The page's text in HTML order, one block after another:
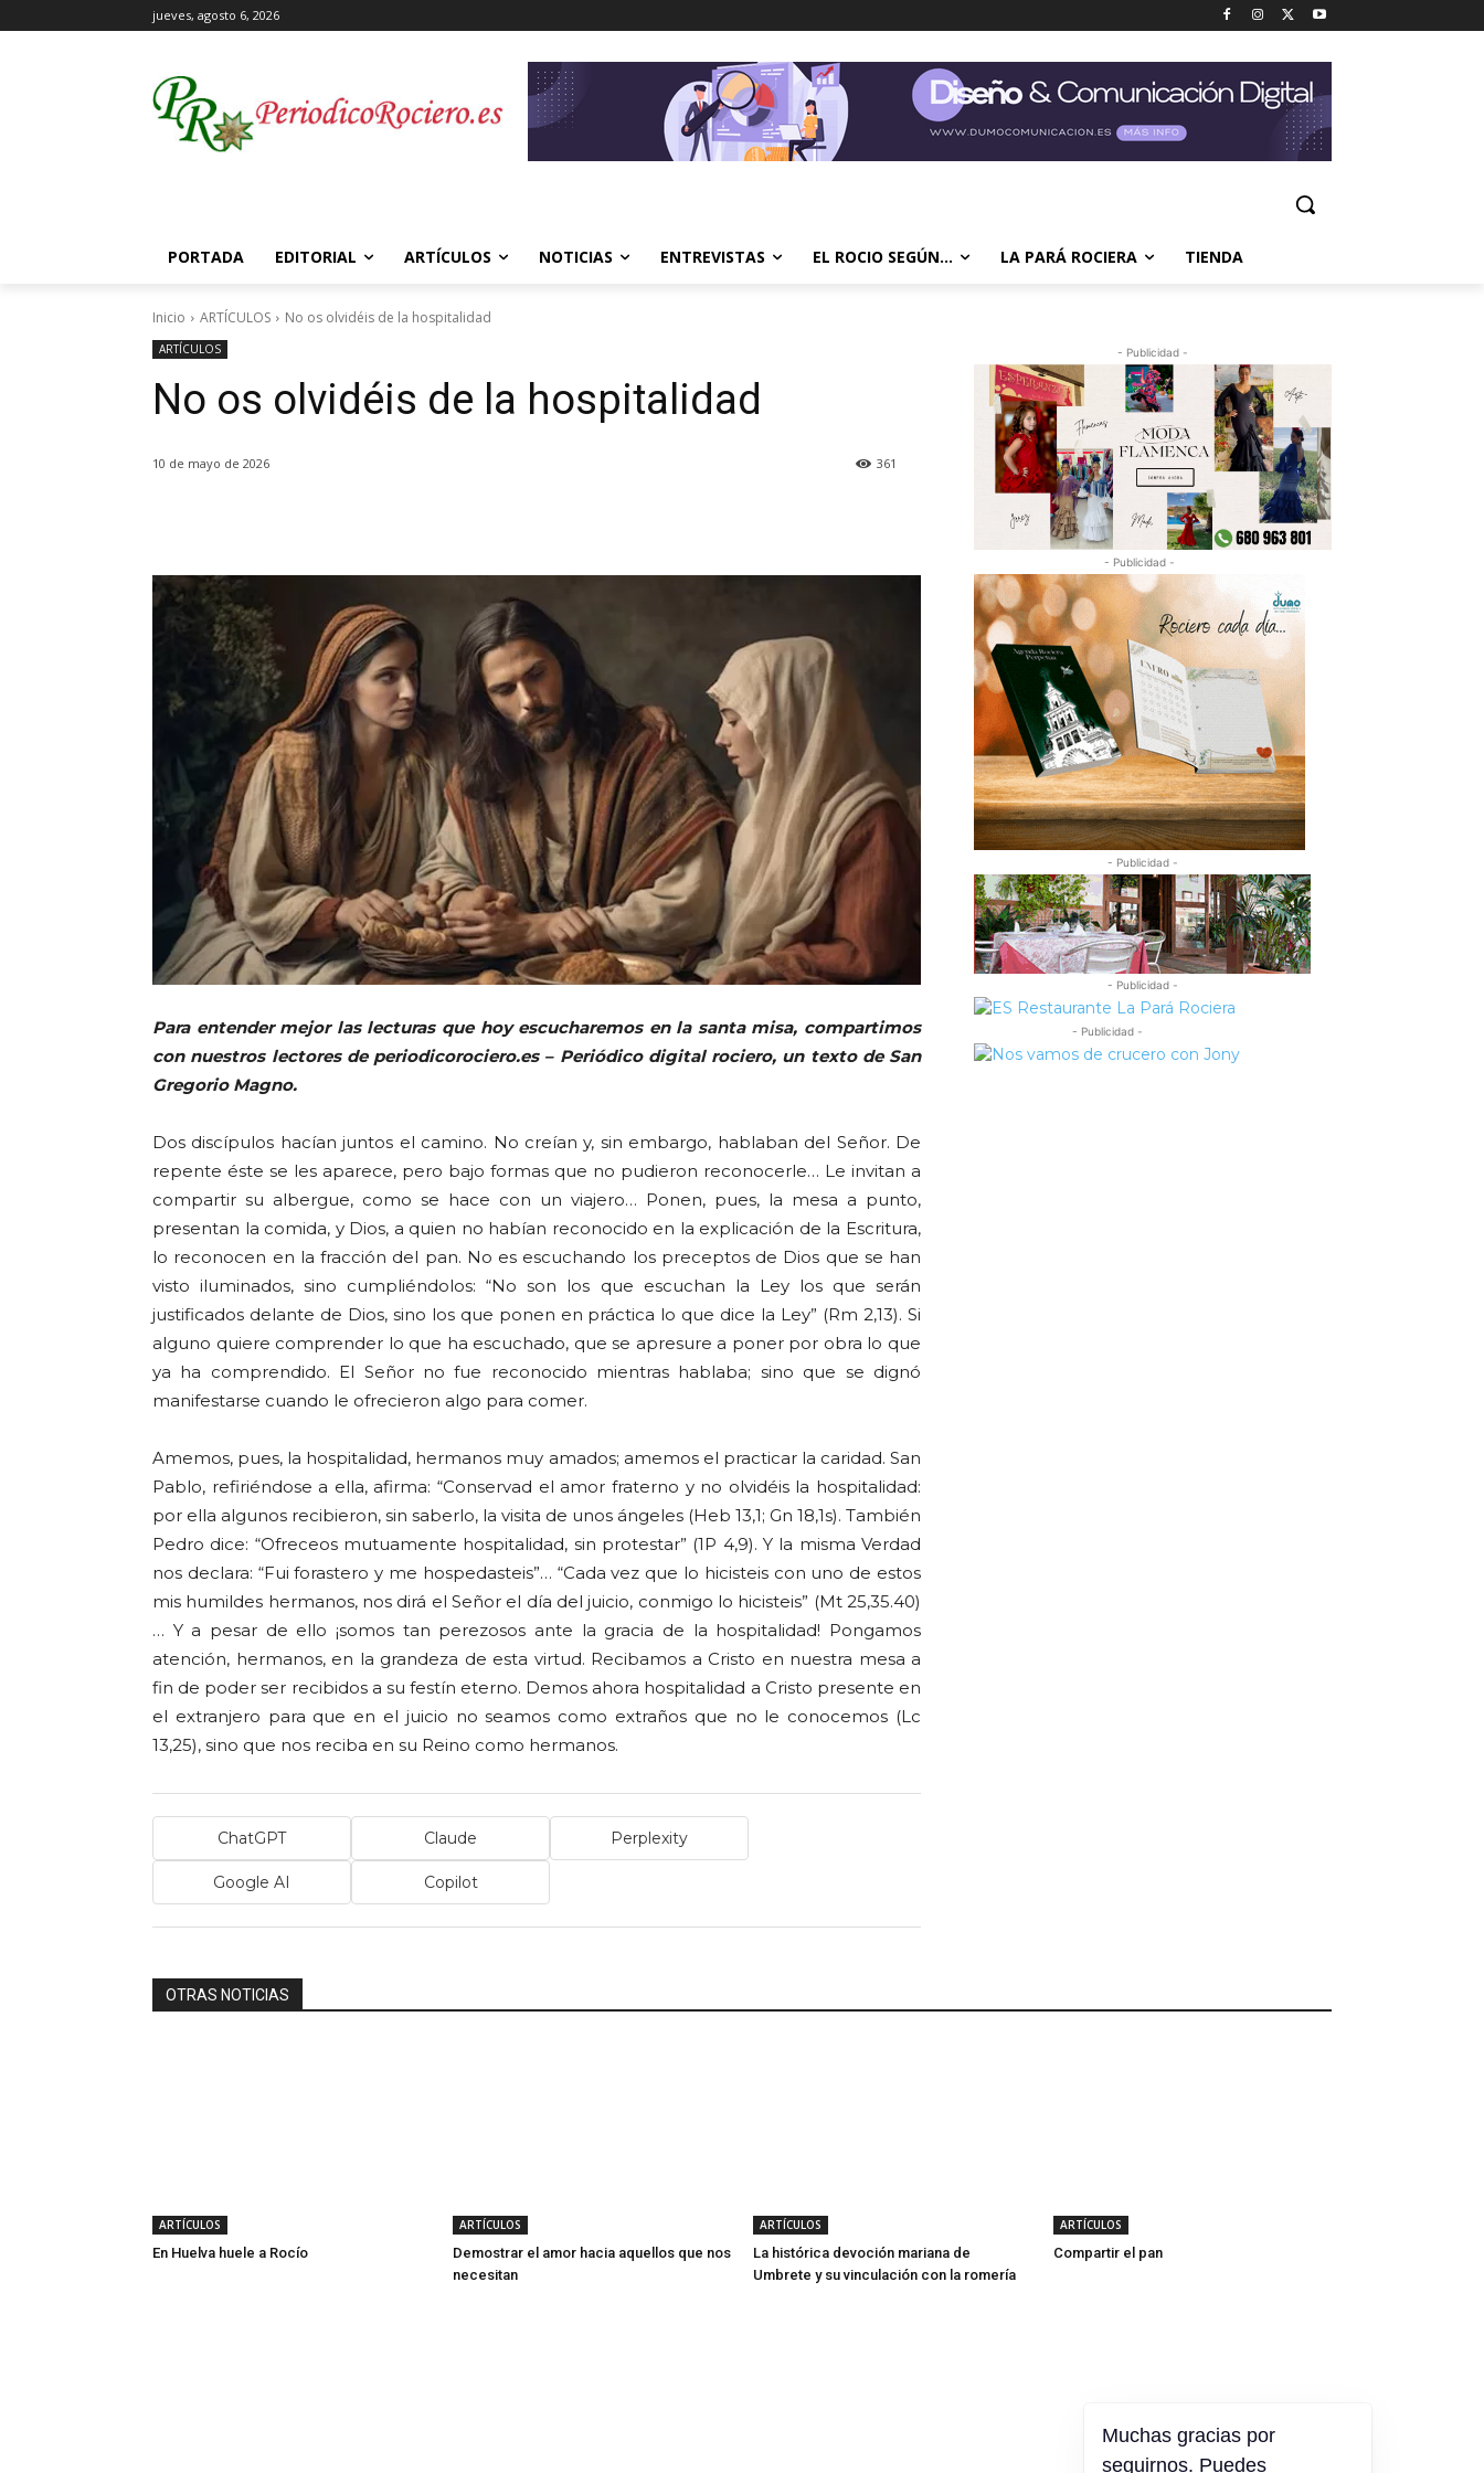
jueves, agosto 6, 2026
PORTADA EDITORIAL ARTÍCULOS NOTICIAS ENTREVISTAS EL ROCIO SEGÚN… LA PARÁ ROCIERA TIENDA
Inicio ARTÍCULOS No os olvidéis de la hospitalidad
ARTÍCULOS
No os olvidéis de la hospitalidad
10 de mayo de 2026 361
Para entender mejor las lecturas que hoy escucharemos en la santa misa, compartimos
con nuestros lectores de periodicorociero.es – Periódico digital rociero, un texto de San
Gregorio Magno.
Dos discípulos hacían juntos el camino. No creían y, sin embargo, hablaban del Señor. De
repente éste se les aparece, pero bajo formas que no pudieron reconocerle… Le invitan a
compartir su albergue, como se hace con un viajero… Ponen, pues, la mesa a punto,
presentan la comida, y Dios, a quien no habían reconocido en la explicación de la Escritura,
lo reconocen en la fracción del pan. No es escuchando los preceptos de Dios que se han
visto iluminados, sino cumpliéndolos: “No son los que escuchan la Ley los que serán
justificados delante de Dios, sino los que ponen en práctica lo que dice la Ley” (Rm 2,13). Si
alguno quiere comprender lo que ha escuchado, que se apresure a poner por obra lo que
ya ha comprendido. El Señor no fue reconocido mientras hablaba; sino que se dignó
manifestarse cuando le ofrecieron algo para comer.
Amemos, pues, la hospitalidad, hermanos muy amados; amemos el practicar la caridad. San
Pablo, refiriéndose a ella, afirma: “Conservad el amor fraterno y no olvidéis la hospitalidad:
por ella algunos recibieron, sin saberlo, la visita de unos ángeles (Heb 13,1; Gn 18,1s). También
Pedro dice: “Ofreceos mutuamente hospitalidad, sin protestar” (1P 4,9). Y la misma Verdad
nos declara: “Fui forastero y me hospedasteis”… “Cada vez que lo hicisteis con uno de estos
mis humildes hermanos, nos dirá el Señor el día del juicio, conmigo lo hicisteis” (Mt 25,35.40)
… Y a pesar de ello ¡somos tan perezosos ante la gracia de la hospitalidad! Pongamos
atención, hermanos, en la grandeza de esta virtud. Recibamos a Cristo en nuestra mesa a
fin de poder ser recibidos a su festín eterno. Demos ahora hospitalidad a Cristo presente en
el extranjero para que en el juicio no seamos como extraños que no le conocemos (Lc
13,25), sino que nos reciba en su Reino como hermanos.
ChatGPT Claude Perplexity
Google AI Copilot
- Publicidad -
- Publicidad -
- Publicidad -
- Publicidad -
- Publicidad -
OTRAS NOTICIAS
ARTÍCULOS
En Huelva huele a Rocío
ARTÍCULOS
Demostrar el amor hacia aquellos que nos
necesitan
ARTÍCULOS
La histórica devoción mariana de
Umbrete y su vinculación con la romería
ARTÍCULOS
Compartir el pan
Muchas gracias por